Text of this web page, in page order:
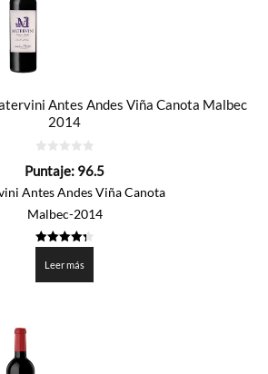
Antes Andes Viña Canota Malbec
2014
de
Puntaje: 96.5
Antes Andes Viña Canota
Malbec-2014
de 5
Leer más